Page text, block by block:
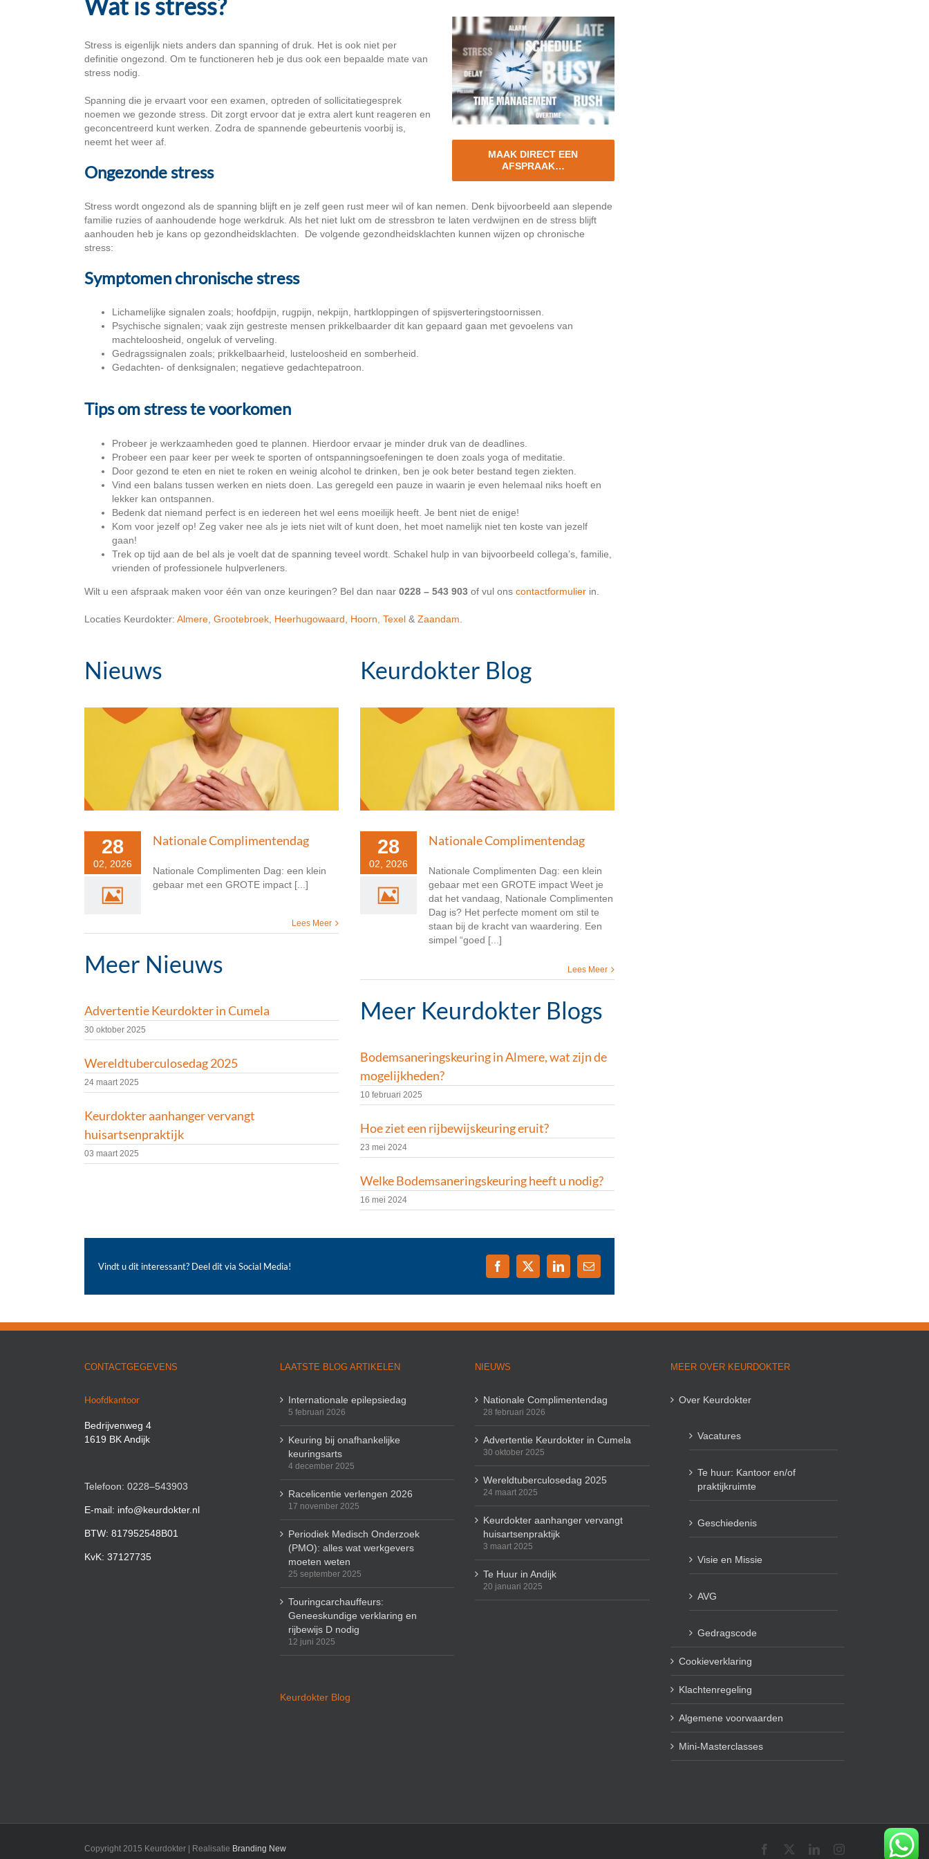
Wat is stress?
Stress is eigenlijk niets anders dan spanning of druk. Het is ook niet per
definitie ongezond. Om te functioneren heb je dus ook een bepaalde mate van
stress nodig.
Spanning die je ervaart voor een examen, optreden of sollicitatiegesprek
noemen we gezonde stress. Dit zorgt ervoor dat je extra alert kunt reageren en
geconcentreerd kunt werken. Zodra de spannende gebeurtenis voorbij is,
neemt het weer af.
Ongezonde stress
MAAK DIRECT EEN
AFSPRAAK…
Stress wordt ongezond als de spanning blijft en je zelf geen rust meer wil of kan nemen. Denk bijvoorbeeld aan slepende
familie ruzies of aanhoudende hoge werkdruk. Als het niet lukt om de stressbron te laten verdwijnen en de stress blijft
aanhouden heb je kans op gezondheidsklachten. De volgende gezondheidsklachten kunnen wijzen op chronische
stress:
Symptomen chronische stress
Lichamelijke signalen zoals; hoofdpijn, rugpijn, nekpijn, hartkloppingen of spijsverteringstoornissen.
Psychische signalen; vaak zijn gestreste mensen prikkelbaarder dit kan gepaard gaan met gevoelens van
machteloosheid, ongeluk of verveling.
Gedragssignalen zoals; prikkelbaarheid, lusteloosheid en somberheid.
Gedachten- of denksignalen; negatieve gedachtepatroon.
Tips om stress te voorkomen
Probeer je werkzaamheden goed te plannen. Hierdoor ervaar je minder druk van de deadlines.
Probeer een paar keer per week te sporten of ontspanningsoefeningen te doen zoals yoga of meditatie.
Door gezond te eten en niet te roken en weinig alcohol te drinken, ben je ook beter bestand tegen ziekten.
Vind een balans tussen werken en niets doen. Las geregeld een pauze in waarin je even helemaal niks hoeft en
lekker kan ontspannen.
Bedenk dat niemand perfect is en iedereen het wel eens moeilijk heeft. Je bent niet de enige!
Kom voor jezelf op! Zeg vaker nee als je iets niet wilt of kunt doen, het moet namelijk niet ten koste van jezelf
gaan!
Trek op tijd aan de bel als je voelt dat de spanning teveel wordt. Schakel hulp in van bijvoorbeeld collega’s, familie,
vrienden of professionele hulpverleners.
Wilt u een afspraak maken voor één van onze keuringen? Bel dan naar 0228 – 543 903 of vul ons contactformulier in.
Locaties Keurdokter: Almere Grootebroek Heerhugowaard Hoorn, Texel & Zaandam
Nieuws
28
02, 2026
Nationale Complimentendag
Nationale Complimenten Dag: een klein
gebaar met een GROTE impact [...]
Lees Meer
Meer Nieuws
Advertentie Keurdokter in Cumela
30 oktober 2025
Wereldtuberculosedag 2025
24 maart 2025
Keurdokter aanhanger vervangt
huisartsenpraktijk
03 maart 2025
Keurdokter Blog
Nationale Complimentendag
Blog Nieuws
28
02, 2026
Nationale Complimentendag
Nationale Complimenten Dag: een klein
gebaar met een GROTE impact Weet je
dat het vandaag, Nationale Complimenten
Dag is? Het perfecte moment om stil te
staan bij de kracht van waardering. Een
simpel “goed [...]
Lees Meer
Meer Keurdokter Blogs
Bodemsaneringskeuring in Almere, wat zijn de
mogelijkheden?
10 februari 2025
Hoe ziet een rijbewijskeuring eruit?
23 mei 2024
Welke Bodemsaneringskeuring heeft u nodig?
16 mei 2024
Vindt u dit interessant? Deel dit via Social Media! Facebook
X LinkedIn
E-
mail
CONTACTGEGEVENS
Hoofdkantoor
Bedrijvenweg 4
1619 BK Andijk
Telefoon: 0228–543903
E-mail: info@keurdokter.nl
BTW: 817952548B01
KvK: 37127735
LAATSTE BLOG ARTIKELEN
Internationale epilepsiedag
5 februari 2026
Keuring bij onafhankelijke
keuringsarts
4 december 2025
Racelicentie verlengen 2026
17 november 2025
Periodiek Medisch Onderzoek
(PMO): alles wat werkgevers
moeten weten
25 september 2025
Touringcarchauffeurs:
Geneeskundige verklaring en
rijbewijs D nodig
12 juni 2025
Keurdokter Blog
NIEUWS
Nationale Complimentendag
28 februari 2026
Advertentie Keurdokter in Cumela
30 oktober 2025
Wereldtuberculosedag 2025
24 maart 2025
Keurdokter aanhanger vervangt
huisartsenpraktijk
3 maart 2025
Te Huur in Andijk
20 januari 2025
MEER OVER KEURDOKTER
Over Keurdokter
Vacatures
Te huur: Kantoor en/of
praktijkruimte
Geschiedenis
Visie en Missie
AVG
Gedragscode
Cookieverklaring
Klachtenregeling
Algemene voorwaarden
Mini-Masterclasses
Copyright 2015 Keurdokter | Realisatie Branding New Facebook LinkedInInstagram